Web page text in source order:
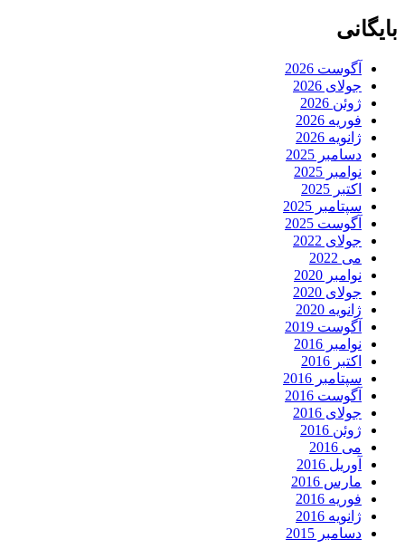
بایگانی
آگوست 2026
جولای 2026
ژوئن 2026
فوریه 2026
ژانویه 2026
دسامبر 2025
نوامبر 2025
اکتبر 2025
سپتامبر 2025
آگوست 2025
جولای 2022
می 2022
نوامبر 2020
جولای 2020
ژانویه 2020
آگوست 2019
نوامبر 2016
اکتبر 2016
سپتامبر 2016
آگوست 2016
جولای 2016
ژوئن 2016
می 2016
آوریل 2016
مارس 2016
فوریه 2016
ژانویه 2016
دسامبر 2015